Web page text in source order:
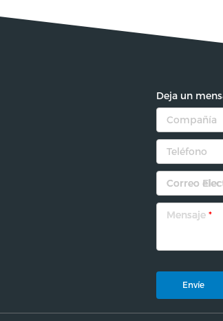
Deja un
Correo
Mensaje *
Envíe